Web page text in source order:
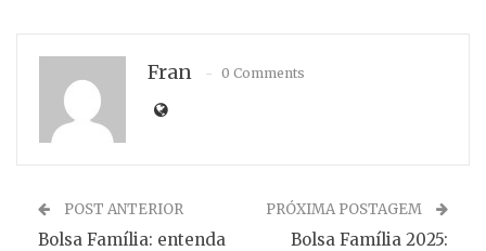
Fran 0 Comments
POST ANTERIOR
Bolsa Família: entenda
PRÓXIMA POSTAGEM
Bolsa Família 2025: